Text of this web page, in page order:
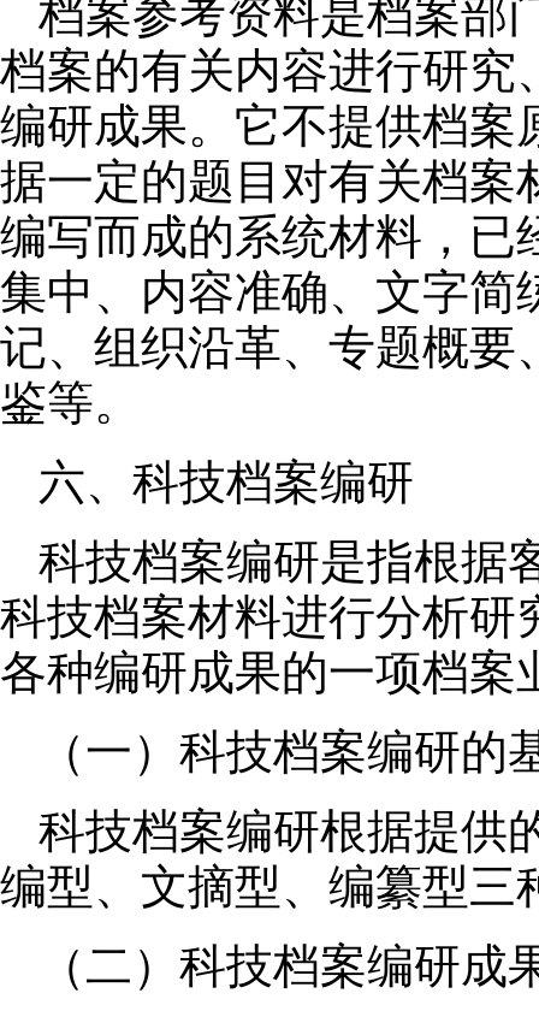
档案参考资料是档案部
档案的有关内容进行研究
编研成果。它不提供档案
据一定的题目对有关档案
编写而成的系统材料，已
集中、内容准确、文字简
记、组织沿革、专题概要
鉴等。
六、科技档案编研
科技档案编研是指根据
科技档案材料进行分析研
各种编研成果的一项档案
（一）科技档案编研的
科技档案编研根据提供
编型、文摘型、编纂型三
（二）科技档案编研